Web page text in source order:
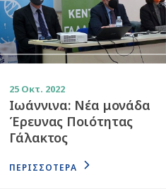
25 Οκτ. 2022
Ιωάννινα: Νέα μονάδα
Έρευνας Ποιότητας
Γάλακτος
ΠΕΡΙΣΣΟΤΕΡΑ